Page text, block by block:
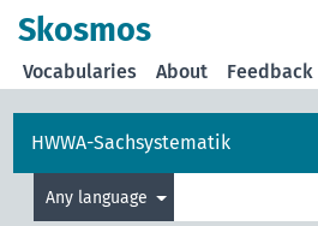
Skosmos
Vocabularies About Feedback
HWWA-Sachsystematik
Any language